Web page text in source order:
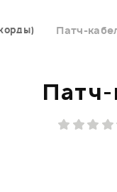
Патч-
Патч-